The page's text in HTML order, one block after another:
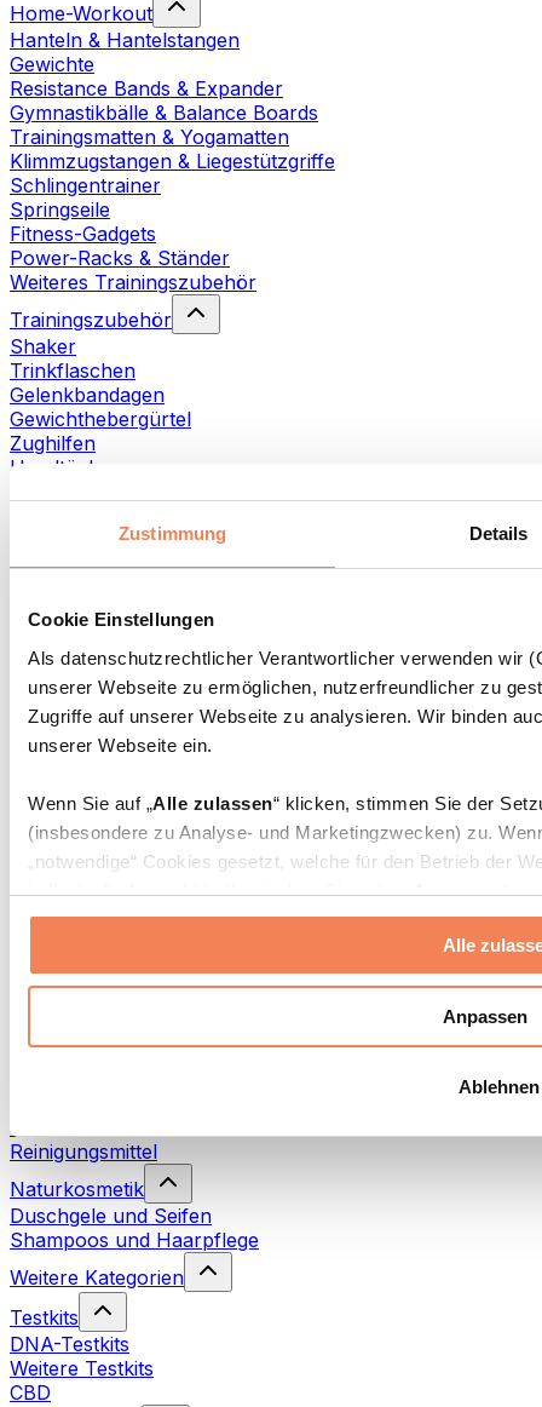
Zustimmung Details
Cookie Einstellungen
Als datenschutzrechtlicher Verantwortlicher verwenden wir
unserer Webseite zu ermöglichen, nutzerfreundlicher zu
Zugriffe auf unserer Webseite zu analysieren. Wir binden
unserer Webseite ein.
Wenn Sie auf „Alle zulassen“ klicken, stimmen Sie der
(insbesondere zu Analyse- und Marketingzwecken) zu.
„notwendige“ Cookies gesetzt, welche für den Betrieb der
individuelle Auswahl treffen, indem Sie unter „Anpassen“
erlauben“ klicken.
Weitere Informationen über die Verarbeitung Ihrer Daten
Datenschutzerklärung
Alle
Anpassen
Ablehnen
Home-Workout
Hanteln & Hantelstangen
Gewichte
Resistance Bands & Expander
Gymnastikbälle & Balance Boards
Trainingsmatten & Yogamatten
Klimmzugstangen & Liegestützgriffe
Schlingentrainer
Springseile
Fitness-Gadgets
Power-Racks & Ständer
Weiteres Trainingszubehör
Trainingszubehör
Shaker
Trinkflaschen
Gelenkbandagen
Gewichthebergürtel
Zughilfen
Handtücher
Faszien- und Massagerollen
Weitere Rehabilitationshilfen
Taschen & Rucksäcke
Essenstaschen und Meal-Prep-Zubehör
Sporttaschen
Zubehör nach Aktivität
Laufen
Kampfsport
Yoga & Pilates
Wandern
Rotlichttherapie
Waschmittel
Reinigungsmittel
Naturkosmetik
Duschgele und Seifen
Shampoos und Haarpflege
Weitere Kategorien
Testkits
DNA-Testkits
Weitere Testkits
CBD